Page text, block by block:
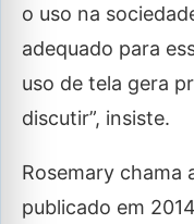
o uso na
adequado para
uso de tela gera
discutir”, insiste.
Rosemary chama
publicado em